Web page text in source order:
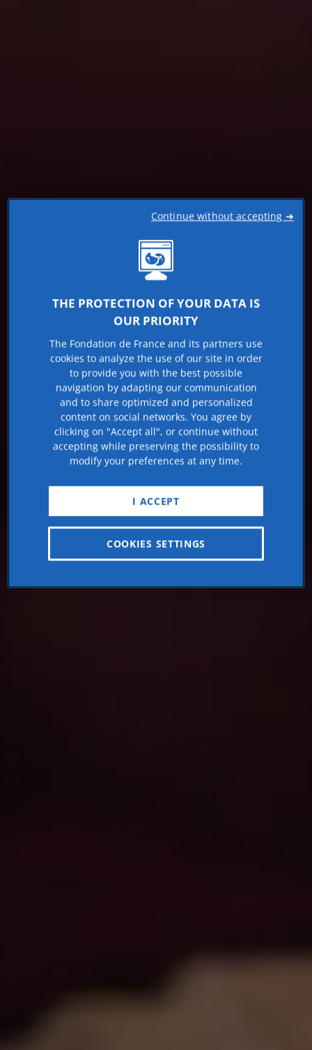
THE PROTECTION OF YOUR DATA IS
OUR PRIORITY
The Fondation de France and its partners use
cookies to analyze the use of our site in order
to provide you with the best possible
navigation by adapting our communication
and to share optimized and personalized
content on social networks. You agree by
clicking on "Accept all", or continue without
accepting while preserving the possibility to
modify your preferences at any time.
I ACCEPT
COOKIES SETTINGS
Continue without accepting ➜